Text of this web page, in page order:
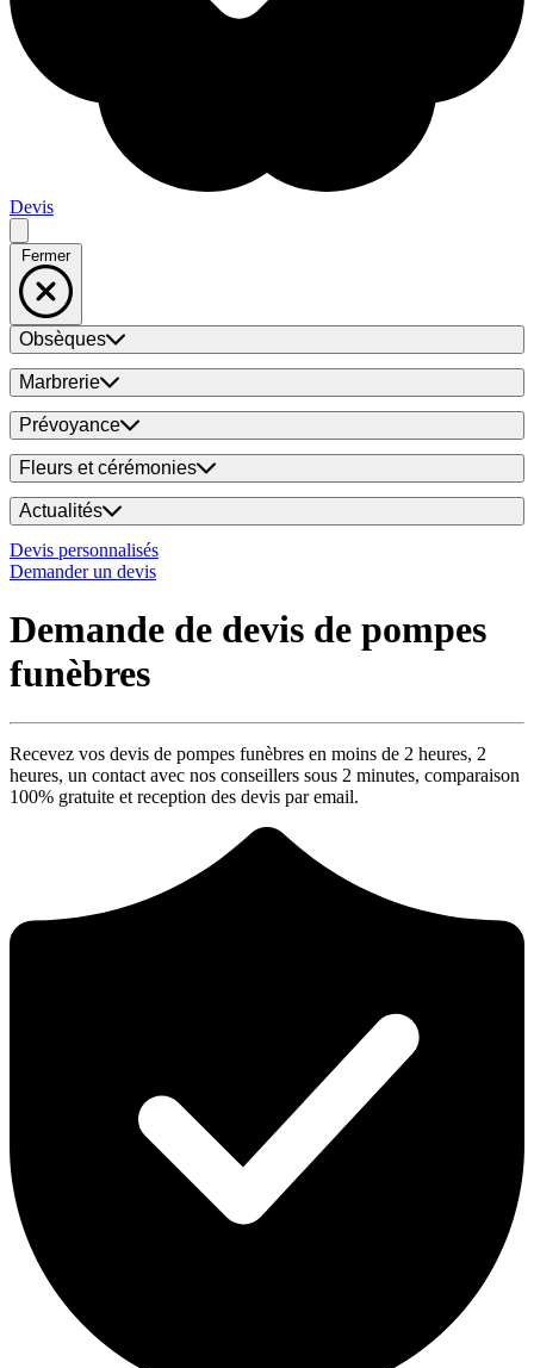
Devis
Fermer
Obsèques
Marbrerie
Prévoyance
Fleurs et cérémonies
Actualités
Devis personnalisés
Demander un devis
Demande de devis de pompes
funèbres
Recevez vos devis de pompes funèbres en moins de 2 heures, 2
heures, un contact avec nos conseillers sous 2 minutes, comparaison
100% gratuite et reception des devis par email.